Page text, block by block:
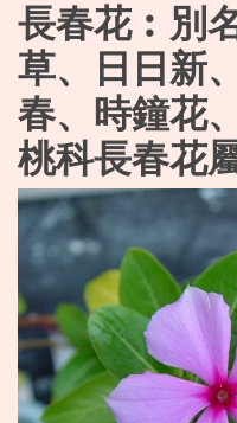
長春花︰別
草、日日新
春、時鐘花
桃科長春花